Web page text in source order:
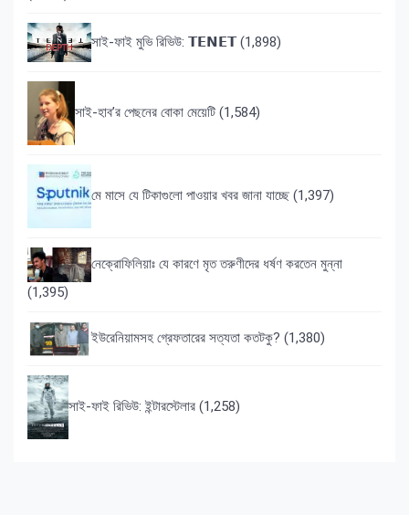
সাই-ফাই মুভি রিভিউ: 𝗧𝗘𝗡𝗘𝗧 (1,898)
সাই-হাব’র পেছনের বোকা মেয়েটি (1,584)
মে মাসে যে টিকাগুলো পাওয়ার খবর জানা যাচ্ছে (1,397)
নেক্রোফিলিয়াঃ যে কারণে মৃত তরুণীদের ধর্ষণ করতেন মুন্না
(1,395)
ইউরেনিয়ামসহ গ্রেফতারের সত্যতা কতটকু? (1,380)
সাই-ফাই রিভিউ: ইন্টারস্টেলার (1,258)